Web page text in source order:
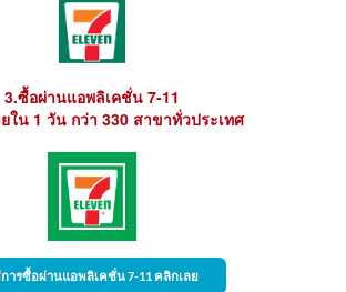
3.ซื้อผ่านแอพลิเคชั่น 7-11
ใน 1 วัน กว่า 330 สาขาทั่วประเทศ
ารซื้อผ่านแอพลิเคชั่น 7-11 คลิกเลย